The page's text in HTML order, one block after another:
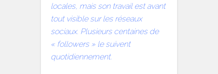
locales, mais son travail est avant
tout visible sur les réseaux
sociaux. Plusieurs centaines de
« followers » le suivent
quotidiennement.